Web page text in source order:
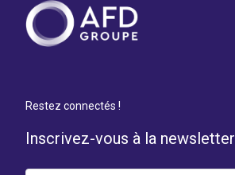
Restez connectés !
Inscrivez-vous à la newsletter